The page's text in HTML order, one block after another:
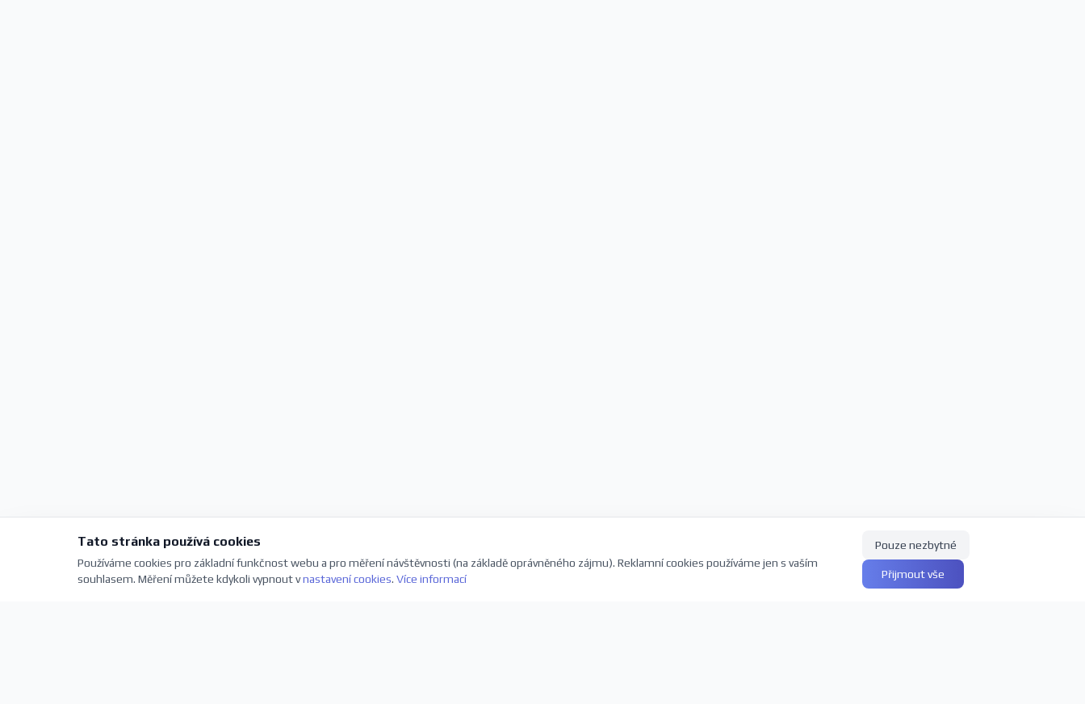
Tato stránka používá cookies
Používáme cookies pro základní funkčnost webu a pro měření návštěvnosti (na základě oprávněného zájmu). Reklamní cookies používáme jen s vaším
souhlasem. Měření můžete kdykoli vypnout vnastavení cookies. Více informací
Pouze nezbytné
Přijmout vše